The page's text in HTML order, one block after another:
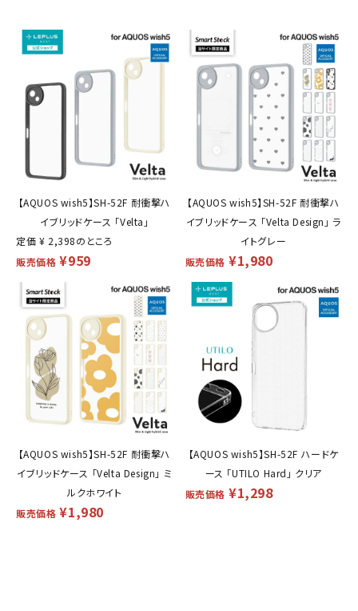
【AQUOS wish5】SH-52F 耐衝撃ハ
イブリッドケース 「Velta」
定価 ¥ 2,398のところ
販売価格 ¥959
【AQUOS wish5】SH-52F 耐衝撃ハ
イブリッドケース 「Velta Design」 ラ
イトグレー
販売価格 ¥1,980
【AQUOS wish5】SH-52F 耐衝撃ハ
イブリッドケース 「Velta Design」 ミ
ルクホワイト
販売価格 ¥1,980
【AQUOS wish5】SH-52F ハードケ
ース 「UTILO Hard」 クリア
販売価格 ¥1,298